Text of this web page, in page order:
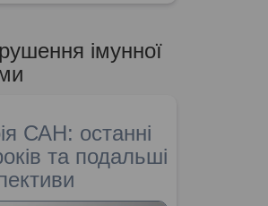
імунної
САН: останні
та подальші